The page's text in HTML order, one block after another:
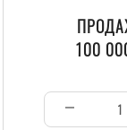
100